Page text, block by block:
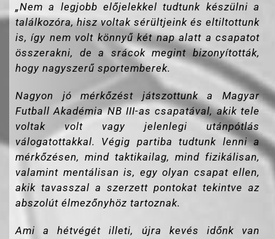
„Nem a legjobb előjelekkel tudtunk készülni a
találkozóra, hisz voltak sérültjeink és eltiltottunk
is, így nem volt könnyű két nap alatt a csapatot
összerakni, de a srácok megint bizonyították,
hogy nagyszerű sportemberek.
Nagyon jó mérkőzést játszottunk a Magyar
Futball Akadémia NB III-as csapatával, akik tele
voltak volt vagy jelenlegi utánpótlás
válogatottakkal. Végig partiba tudtunk lenni a
mérkőzésen, mind taktikailag, mind fizikálisan,
valamint mentálisan is, egy olyan csapat ellen,
akik tavasszal a szerzett pontokat tekintve az
abszolút élmezőnyhöz tartoznak.
Ami a hétvégét illeti, újra kevés időnk van